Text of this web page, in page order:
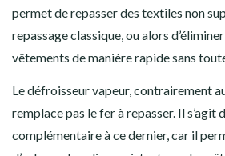
permet de repasser des textiles non
repassage classique, ou alors
vêtements de manière rapide sans
Le défroisseur vapeur, contrairement
remplace pas le fer à repasser. Il s’agit
complémentaire à ce dernier, car il